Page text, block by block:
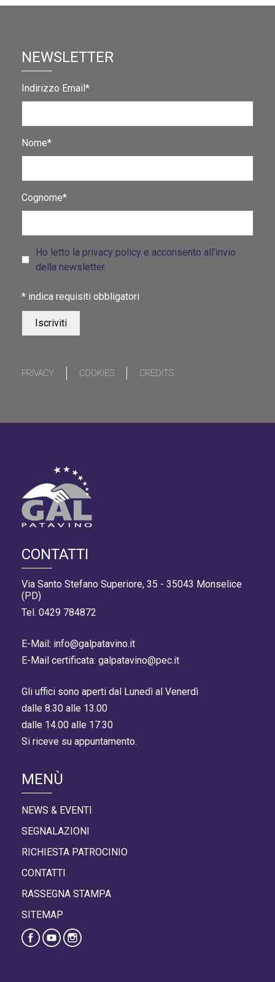
CONTATTI
Via Santo Stefano Superiore, 35 - 35043 Monselice
(PD)
Tel. 0429 784872
E-Mail: info@galpatavino.it
E-Mail certificata: galpatavino@pec.it
Gli uffici sono aperti dal Lunedì al Venerdì
dalle 8.30 alle 13.00
dalle 14.00 alle 17.30
Si riceve su appuntamento.
MENÙ
NEWS & EVENTI
SEGNALAZIONI
RICHIESTA PATROCINIO
CONTATTI
RASSEGNA STAMPA
SITEMAP
NEWSLETTER
Indirizzo Email*
Nome*
Cognome*
Ho letto la privacy policy e acconsento all’invio
della newsletter.
* indica requisiti obbligatori
PRIVACY COOKIES CREDITS